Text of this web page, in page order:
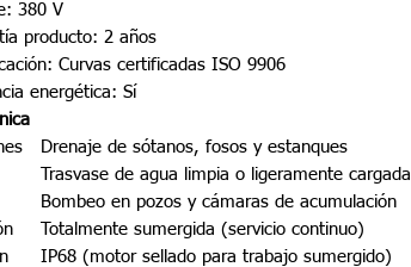
380 V
producto: 2 años
Curvas certificadas ISO 9906
energética: Sí
Drenaje de sótanos, fosos y estanques
Trasvase de agua limpia o ligeramente cargada
Bombeo en pozos y cámaras de acumulación
Totalmente sumergida (servicio continuo)
IP68 (motor sellado para trabajo sumergido)